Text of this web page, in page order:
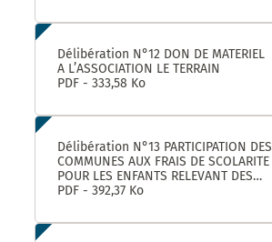
DU FONDS NATIONAL FRANCE
Délibération N°12 DON DE MATERIEL
A L’ASSOCIATION LE TERRAIN
PDF - 333,58 Ko
Délibération N°13 PARTICIPATION DES
COMMUNES AUX FRAIS DE SCOLARITE
POUR LES ENFANTS RELEVANT DES
DISPOSITIFS ULISS ET DAR
CASTELNAUVIENNES
PDF - 392,37 Ko